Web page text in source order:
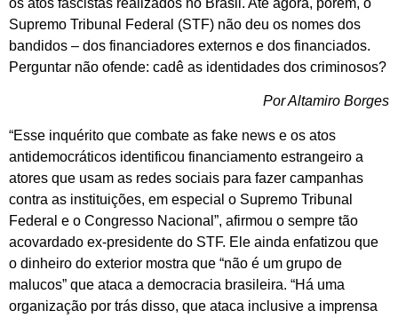
os atos fascistas realizados no Brasil. Até agora, porém, o
Supremo Tribunal Federal (STF) não deu os nomes dos
bandidos – dos financiadores externos e dos financiados.
Perguntar não ofende: cadê as identidades dos criminosos?
Por Altamiro Borges
“Esse inquérito que combate as fake news e os atos
antidemocráticos identificou financiamento estrangeiro a
atores que usam as redes sociais para fazer campanhas
contra as instituições, em especial o Supremo Tribunal
Federal e o Congresso Nacional”, afirmou o sempre tão
acovardado ex-presidente do STF. Ele ainda enfatizou que
o dinheiro do exterior mostra que “não é um grupo de
malucos” que ataca a democracia brasileira. “Há uma
organização por trás disso, que ataca inclusive a imprensa